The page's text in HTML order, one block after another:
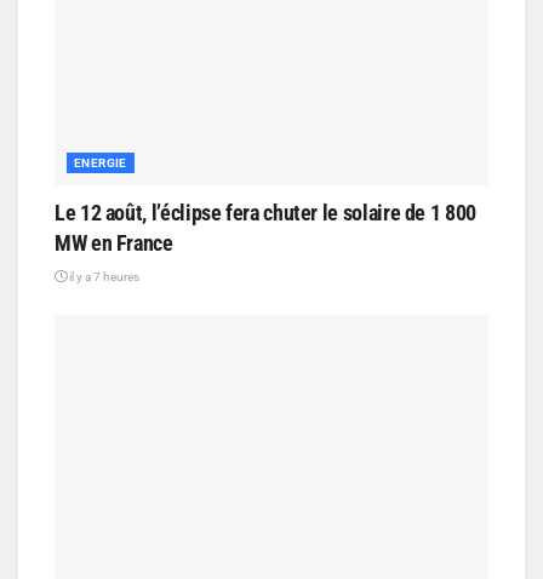
ENERGIE
Le 12 août, l’éclipse fera chuter le solaire de 1 800
MW en France
il y a 7 heures